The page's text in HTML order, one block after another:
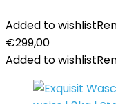
Added to wishlist
€299,00
Added to wishlist